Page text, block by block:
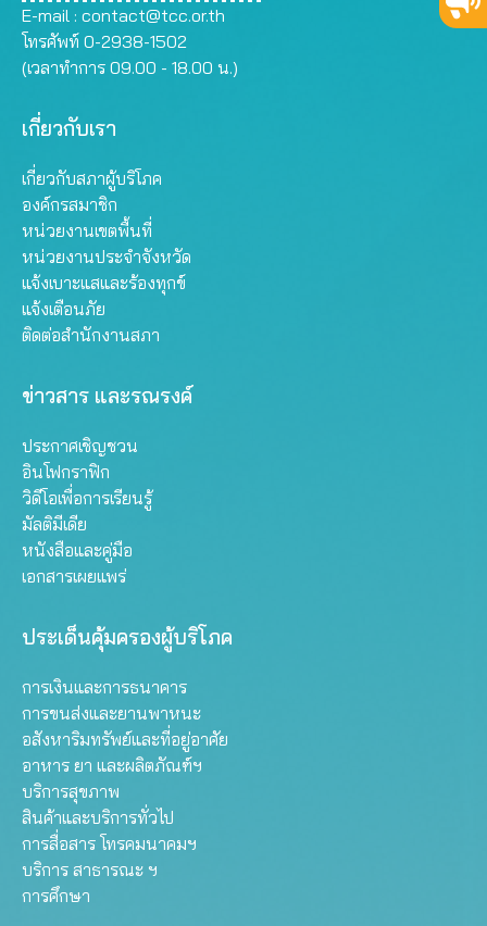
E-mail : contact@tcc.or.th
โทรศัพท์ 0-2938-1502
(เวลาทำการ 09.00 - 18.00 น.)
เกี่ยวกับเรา
เกี่ยวกับสภาผู้บริโภค
องค์กรสมาชิก
หน่วยงานเขตพื้นที่
หน่วยงานประจำจังหวัด
แจ้งเบาะแสและร้องทุกข์
แจ้งเตือนภัย
ติดต่อสำนักงานสภา
ข่าวสาร และรณรงค์
ประกาศเชิญชวน
อินโฟกราฟิก
วิดีโอเพื่อการเรียนรู้
มัลติมีเดีย
หนังสือและคู่มือ
เอกสารเผยแพร่
ประเด็นคุ้มครองผู้บริโภค
การเงินและการธนาคาร
การขนส่งและยานพาหนะ
อสังหาริมทรัพย์และที่อยู่อาศัย
อาหาร ยา และผลิตภัณฑ์ฯ
บริการสุขภาพ
สินค้าและบริการทั่วไป
การสื่อสาร โทรคมนาคมฯ
บริการ สาธารณะ ฯ
การศึกษา